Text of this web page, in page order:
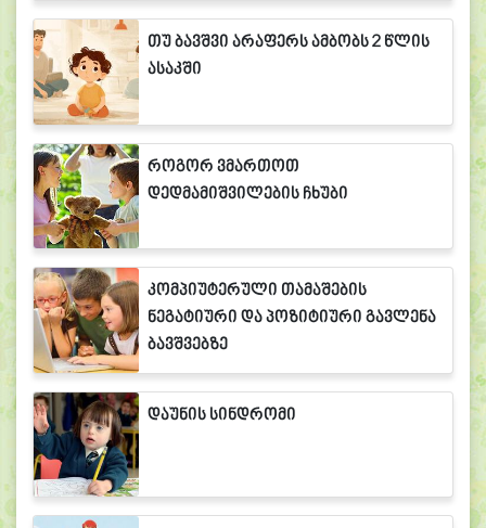
თუ ბავშვი არაფერს ამბობს 2 წლის
ასაკში
როგორ ვმართოთ
დედმამიშვილების ჩხუბი
კომპიუტერული თამაშების
ნეგატიური და პოზიტიური გავლენა
ბავშვებზე
დაუნის სინდრომი